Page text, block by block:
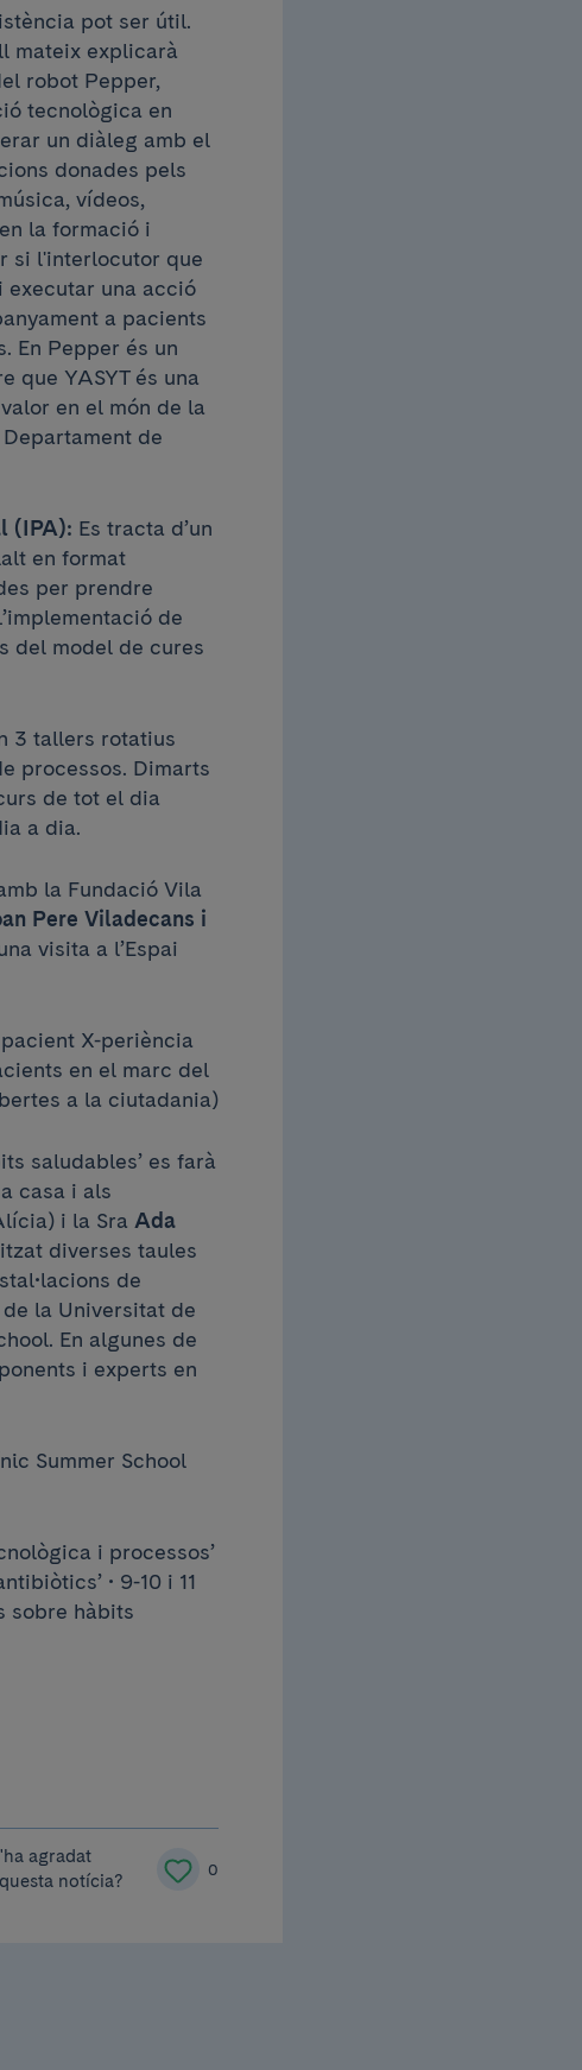
pot ser útil.
mateix explicarà
robot Pepper,
tecnològica en
un diàleg amb el
donades pels
vídeos,
la formació i
si l'interlocutor que
executar una acció
a pacients
En Pepper és un
que YASYT és una
en el món de la
de
(IPA): Es tracta d’un
en format
per prendre
de
del model de cures
3 tallers rotatius
processos. Dimarts
de tot el dia
a dia.
la Fundació Vila
Pere Viladecans i
visita a l’Espai
X-periència
en el marc del
a la ciutadania)
saludables’ es farà
casa i als
i la Sra Ada
diverses taules
de
la Universitat de
En algunes de
i experts en
Summer School
i processos’
• 9-10 i 11
sobre hàbits
agradat
notícia?
0